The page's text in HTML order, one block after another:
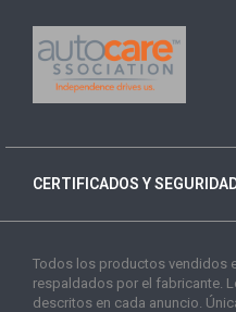
CERTIFICADOS Y
Todos los productos vendidos
respaldados por el fabricante.
descritos en cada anuncio.